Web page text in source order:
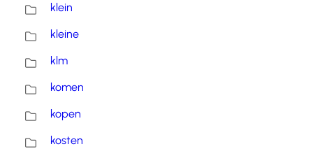
klein
kleine
klm
komen
kopen
kosten